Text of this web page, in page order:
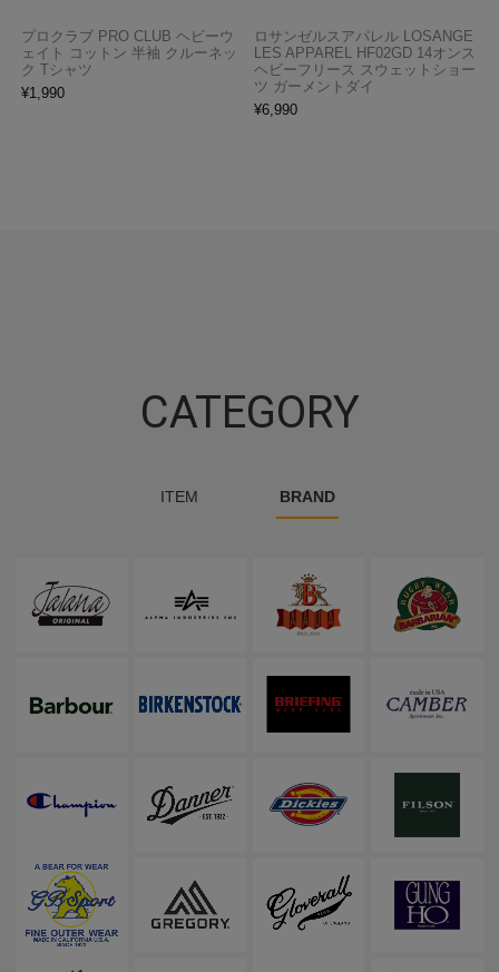
プロクラブ PRO CLUB ヘビーウ
ェイト コットン 半袖 クルーネッ
ク Tシャツ
¥1,990
ロサンゼルスアパレル LOSANGE
LES APPAREL HF02GD 14オンス
ヘビーフリース スウェットショー
ツ ガーメントダイ
¥6,990
CATEGORY
ITEM BRAND